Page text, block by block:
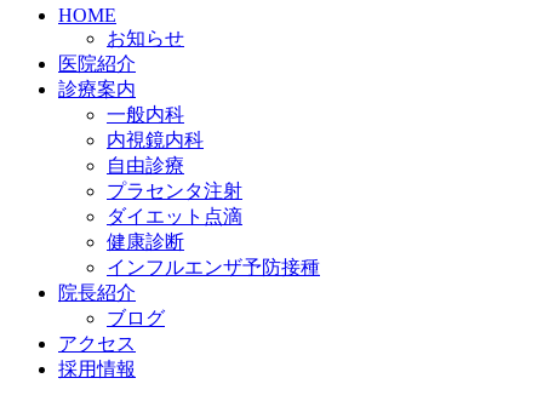
HOME
お知らせ
医院紹介
診療案内
一般内科
内視鏡内科
自由診療
プラセンタ注射
ダイエット点滴
健康診断
インフルエンザ予防接種
院長紹介
ブログ
アクセス
採用情報